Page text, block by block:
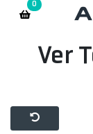
0
Ver